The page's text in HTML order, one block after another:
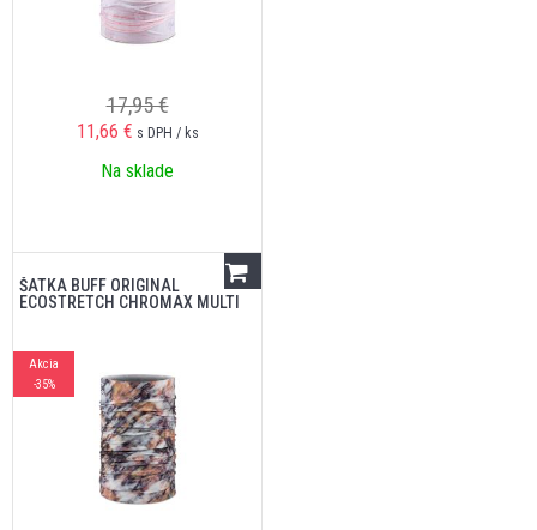
17,95 €
11,66 € s DPH / ks
Na sklade
ŠATKA BUFF ORIGINAL
ECOSTRETCH CHROMAX MULTI
Akcia
-35%